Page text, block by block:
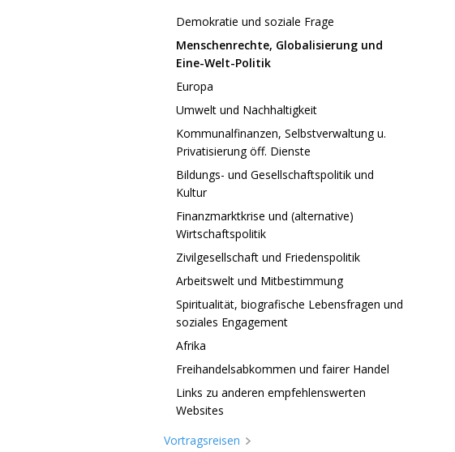
Demokratie und soziale Frage
Menschenrechte, Globalisierung und
Eine-Welt-Politik
Europa
Umwelt und Nachhaltigkeit
Kommunalfinanzen, Selbstverwaltung u.
Privatisierung öff. Dienste
Bildungs- und Gesellschaftspolitik und
Kultur
Finanzmarktkrise und (alternative)
Wirtschaftspolitik
Zivilgesellschaft und Friedenspolitik
Arbeitswelt und Mitbestimmung
Spiritualität, biografische Lebensfragen und
soziales Engagement
Afrika
Freihandelsabkommen und fairer Handel
Links zu anderen empfehlenswerten
Websites
Vortragsreisen